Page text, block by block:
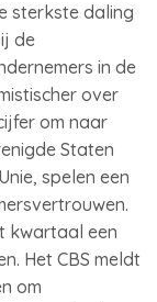
sterkste daling
de
in de
over
om naar
Staten
spelen een
kwartaal een
Het CBS meldt
om